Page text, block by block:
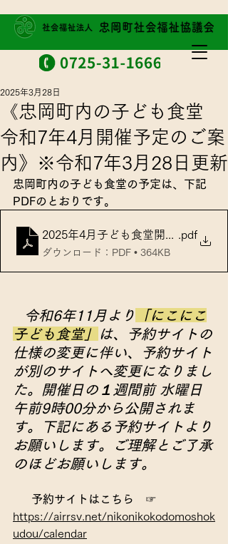
《忠岡町内の子ども食堂
令和7年4月開催予定のご案
内》※令和7年3月28日更新
2025年3月28日
忠岡町内の子ども食堂の予定は、下記
PDFのとおりです。
2025年4月子ども食堂開催予定
.pdf
ダウンロード：PDF • 364KB
令和6年11月より 「にこにこ
子ども食堂」
は、予約サイトの
仕様の変更に伴い、予約サイト
が別のサイトへ変更になりまし
た。開催日の１週間前 水曜日
午前9時00分から公開されま
す。下記にある予約サイトより
お願いします。ご理解とご了承
のほどお願いします。
予約サイトはこちら
☞
https://airrsv.net/nikonikokodomoshok
udou/calendar